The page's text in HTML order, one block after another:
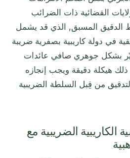
القضائية ذات الضرائب
الدقيق المسبق, الذي قد يشمل
في دولة كاريبية بصفرية ضريبة
بشكل جوهري صافي عائدات
هيكلة دقيقة ويجب إنجازه
من قِبل السلطة الضريبية
الكاريبية الضريبية مع